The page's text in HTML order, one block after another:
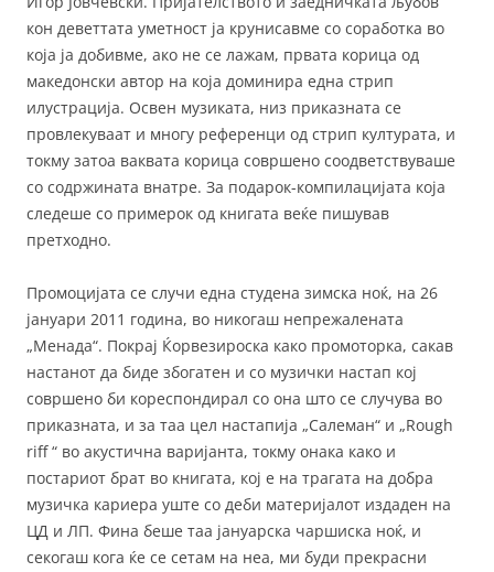
кон деветтата уметност ја крунисавме со соработка во
која ја добивме, ако не се лажам, првата корица од
македонски автор на која доминира една стрип
илустрација. Освен музиката, низ приказната се
провлекуваат и многу референци од стрип културата, и
токму затоа ваквата корица совршено соодветствуваше
со содржината внатре. За подарок-компилацијата која
следеше со примерок од книгата веќе пишував
претходно.
Промоцијата се случи една студена зимска ноќ, на 26
јануари 2011 година, во никогаш непрежалената
„Менада“. Покрај Ќорвезироска како промоторка, сакав
настанот да биде збогатен и со музички настап кој
совршено би кореспондирал со она што се случува во
приказната, и за таа цел настапија „Салеман“ и „Rough
riff “ во акустична варијанта, токму онака како и
постариот брат во книгата, кој е на трагата на добра
музичка кариера уште со деби материјалот издаден на
ЦД и ЛП. Фина беше таа јануарска чаршиска ноќ, и
секогаш кога ќе се сетам на неа, ми буди прекрасни